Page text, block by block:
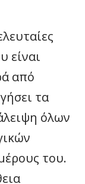
είναι
από
τα
όλων
του.